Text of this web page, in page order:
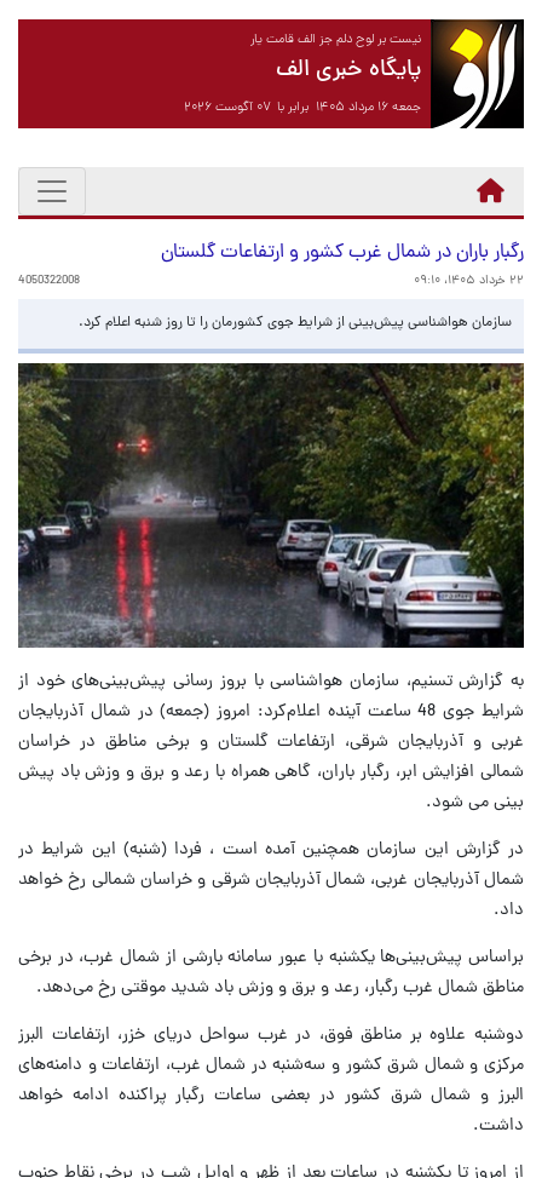
نیست بر لوح دلم جز الف قامت یار
پایگاه خبری الف
جمعه ۱۶ مرداد ۱۴۰۵ برابر با ۰۷ آگوست ۲۰۲۶
رگبار باران در شمال غرب کشور و ارتفاعات گلستان
۲۲ خرداد ۱۴۰۵، ۰۹:۱۰ 4050322008
سازمان هواشناسی پیش‌بینی از شرایط جوی کشورمان را تا روز شنبه اعلام کرد.
به‌ گزارش تسنیم، سازمان هواشناسی با بروز رسانی پیش‌بینی‌‌های خود از
شرایط جوی 48 ساعت آینده اعلام‌کرد: امروز (جمعه) در شمال آذربایجان
غربی و آذربایجان شرقی، ارتفاعات گلستان و برخی مناطق در خراسان
شمالی افزایش ابر، رگبار باران، گاهی همراه با رعد و برق و وزش باد پیش
بینی می شود.
در گزارش این سازمان همچنین آمده است ، فردا (شنبه) این شرایط در
شمال آذربایجان غربی، شمال آذربایجان شرقی و خراسان شمالی رخ خواهد
داد.
براساس پیش‌بینی‌ها یکشنبه با عبور سامانه بارشی از شمال غرب، در برخی
مناطق شمال غرب رگبار، رعد و برق و وزش باد شدید موقتی رخ می‌دهد.
دوشنبه علاوه بر مناطق فوق، در غرب سواحل دریای خزر، ارتفاعات البرز
مرکزی و شمال شرق کشور و سه‌شنبه در شمال غرب، ارتفاعات و دامنه‌های
البرز و شمال شرق کشور در بعضی ساعات رگبار پراکنده ادامه خواهد
داشت.